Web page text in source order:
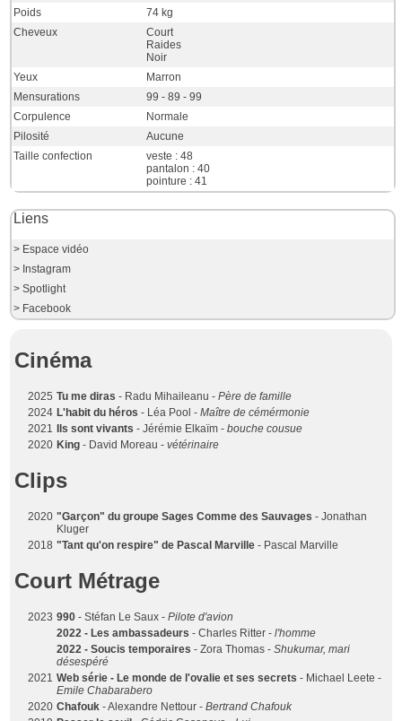
Poids
74 kg
Cheveux
Court
Raides
Noir
Yeux
Marron
Mensurations
99 - 89 - 99
Corpulence
Normale
Pilosité
Aucune
Taille confection
veste : 48
pantalon : 40
pointure : 41
Liens
> Espace vidéo
> Instagram
> Spotlight
> Facebook
Cinéma
2025 Tu me diras - Radu Mihaileanu -Père de famille
2024 L'habit du héros - Léa Pool -Maître de cémérmonie
2021
Ils sont vivants - Jérémie Elkaïm -bouche cousue
2020 King - David Moreau -vétérinaire
Clips
2020 "Garçon" du groupe Sages Comme des Sauvages - Jonathan
Kluger
2018 "Tant qu'on respire" de Pascal Marville - Pascal Marville
Court Métrage
2023 990 - Stéfan Le Saux -Pilote d'avion
2022 - Les ambassadeurs - Charles Ritter -l'homme
2022 - Soucis temporaires - Zora Thomas -Shukumar, mari
désespéré
2021 Web série - Le monde de l'ovalie et ses secrets - Michael Leete -
Emile Chabarabero
2020 Chafouk - Alexandre Nettour -Bertrand Chafouk